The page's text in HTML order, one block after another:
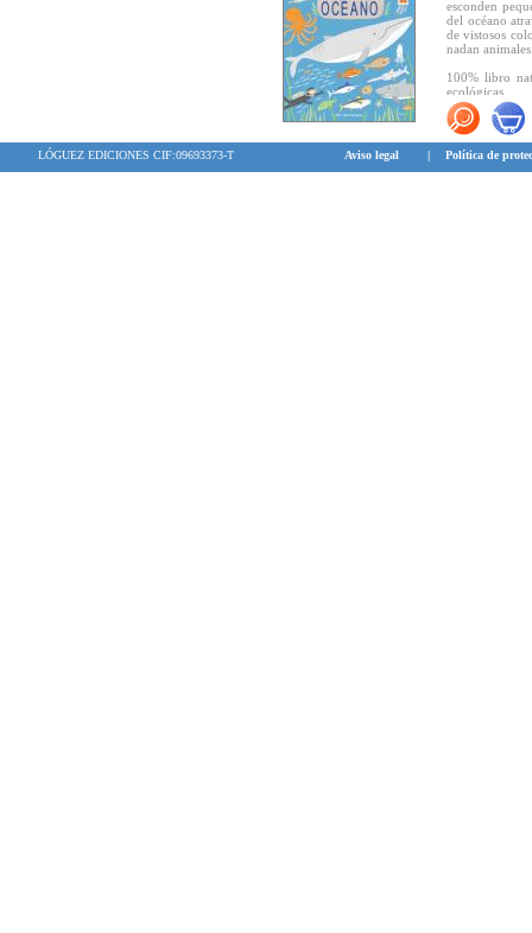
esconden
del océano
de vistosos
nadan
100% libro
ecológicas.
"El álbum
tiempo que se
conocer y
elegancia y
LÓGUEZ EDICIONES CIF:09693373-T Aviso legal | Política de